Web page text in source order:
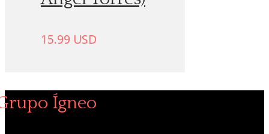
15.99 USD
Ígneo